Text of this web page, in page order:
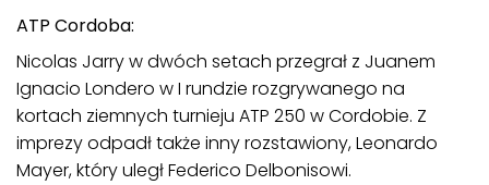
ATP Cordoba:
Nicolas Jarry w dwóch setach przegrał z Juanem
Ignacio Londero w I rundzie rozgrywanego na
kortach ziemnych turnieju ATP 250 w Cordobie. Z
imprezy odpadł także inny rozstawiony, Leonardo
Mayer, który uległ Federico Delbonisowi.